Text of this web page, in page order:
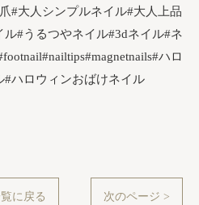
#大人シンプルネイル#大人上品
#うるつやネイル#3dネイル#ネ
ハロ
ハロウィンおばけネイル
に戻る 次のページ >